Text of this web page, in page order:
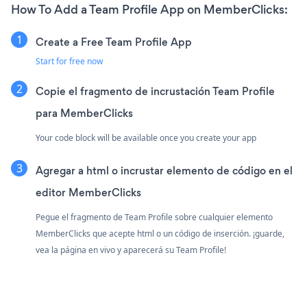
How To Add a Team Profile App on MemberClicks:
Create a Free Team Profile App
Start for free now
Copie el fragmento de incrustación Team Profile
para MemberClicks
Your code block will be available once you create your app
Agregar a html o incrustar elemento de código en el
editor MemberClicks
Pegue el fragmento de Team Profile sobre cualquier elemento
MemberClicks que acepte html o un código de inserción. ¡guarde,
vea la página en vivo y aparecerá su Team Profile!